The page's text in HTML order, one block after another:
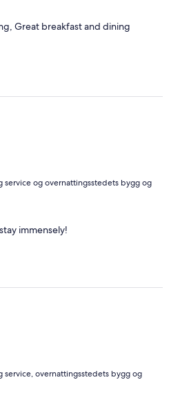
Great breakfast and dining
service og overnattingsstedets bygg og
immensely!
service, overnattingsstedets bygg og